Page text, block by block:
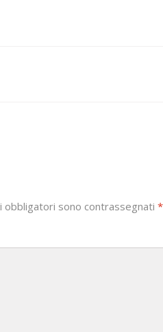
obbligatori sono contrassegnati *